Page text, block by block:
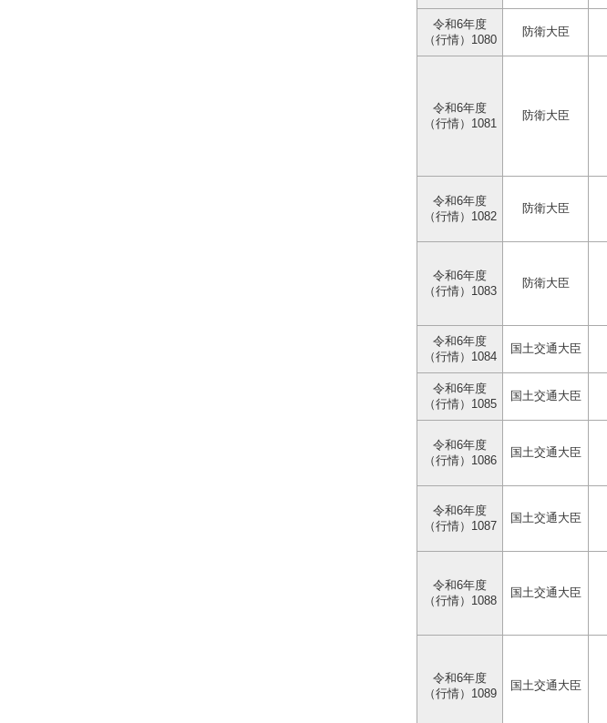
令和6年度
（行情）1080
防衛大臣
令和6年度
（行情）1081
防衛大臣
令和6年度
（行情）1082
防衛大臣
令和6年度
（行情）1083
防衛大臣
令和6年度
（行情）1084
国土交通大臣
令和6年度
（行情）1085
国土交通大臣
令和6年度
（行情）1086
国土交通大臣
令和6年度
（行情）1087
国土交通大臣
令和6年度
（行情）1088
国土交通大臣
令和6年度
（行情）1089
国土交通大臣